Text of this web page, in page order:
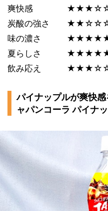
爽快感
炭酸の強さ
味の濃さ
夏らしさ
飲み応え
パイナップルが爽快
ャパンコーラ パイナッ